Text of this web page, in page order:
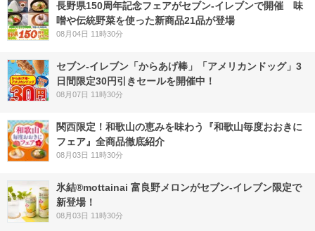
長野県150周年記念フェアがセブン-イレブンで開催 味
噌や伝統野菜を使った新商品21品が登場
08月04日 11時30分
セブン‐イレブン「からあげ棒」「アメリカンドッグ」3
日間限定30円引きセールを開催中！
08月07日 11時30分
関西限定！和歌山の恵みを味わう『和歌山毎度おおきに
フェア』全商品徹底紹介
08月03日 11時30分
氷結®mottainai 富良野メロンがセブン‐イレブン限定で
新登場！
08月03日 11時30分